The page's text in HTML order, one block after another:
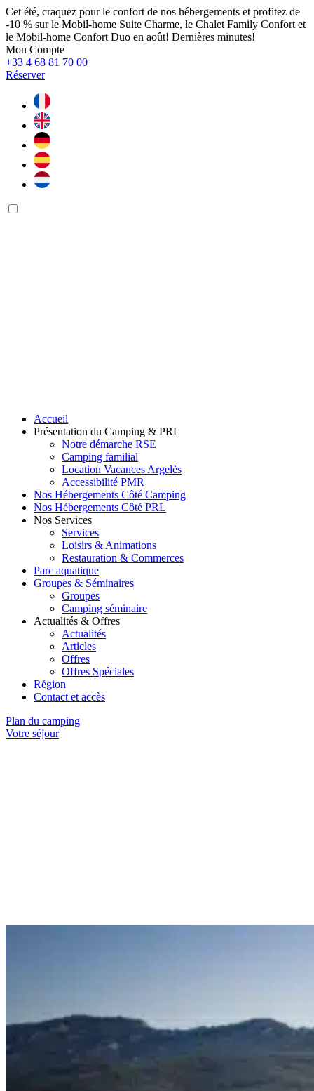
Cet été, craquez pour le confort de nos hébergements et profitez de
-10 % sur le Mobil-home Suite Charme, le Chalet Family Confort et
le Mobil-home Confort Duo en août! Dernières minutes!
Mon Compte
+33 4 68 81 70 00
Réserver
Accueil
Présentation du Camping & PRL
Notre démarche RSE
Camping familial
Location Vacances Argelès
Accessibilité PMR
Nos Hébergements Côté Camping
Nos Hébergements Côté PRL
Nos Services
Services
Loisirs & Animations
Restauration & Commerces
Parc aquatique
Groupes & Séminaires
Groupes
Camping séminaire
Actualités & Offres
Actualités
Articles
Offres
Offres Spéciales
Région
Contact et accès
Plan du camping
Votre séjour